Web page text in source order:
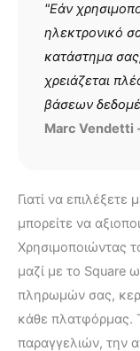
"Εάν
ηλεκτρονικό
κατάστημα
χρειάζεται
βάσεων
Marc Vendetti
Γιατί να
μπορείτε να
Χρησιμοποιώντας
μαζί με το Square
πληρωμών σας,
κάθε πλατφόρμας.
παραγγελιών, την